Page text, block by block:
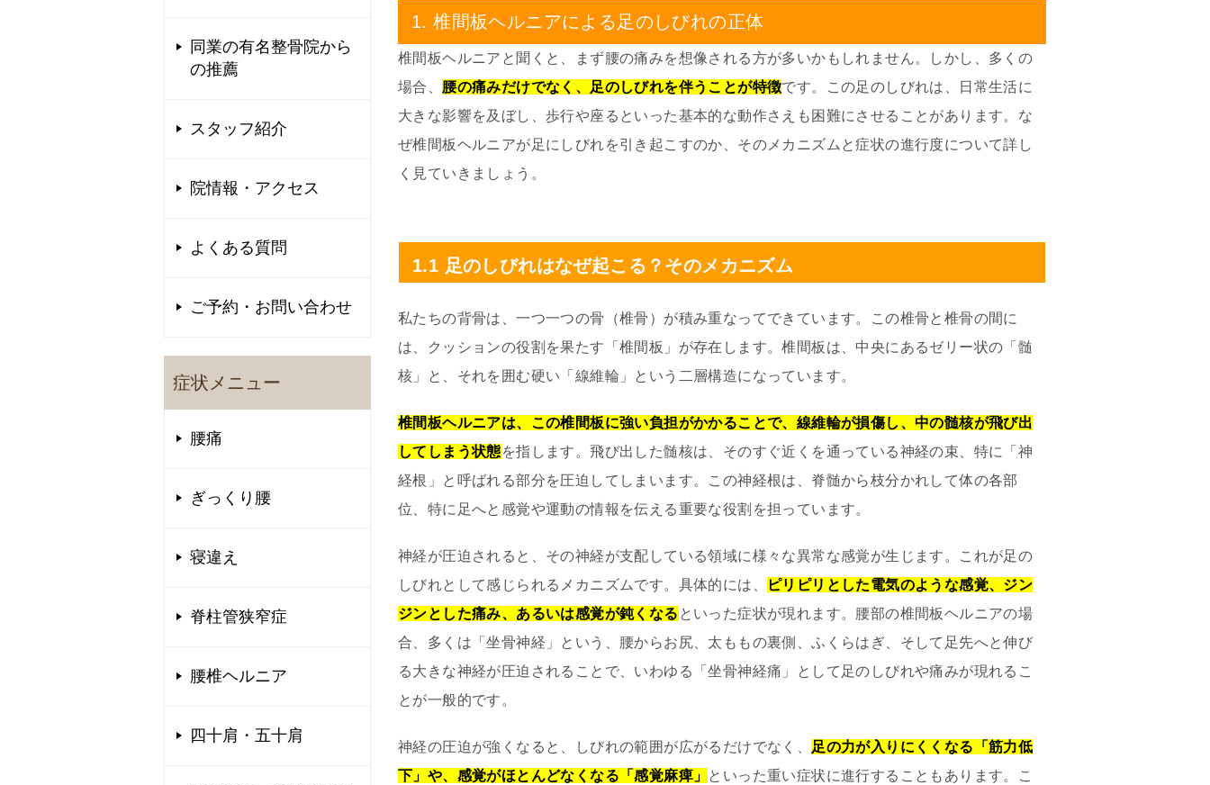
1. 椎間板ヘルニアによる足のしびれの正体
椎間板ヘルニアと聞くと、まず腰の痛みを想像される方が多いかもしれません。しかし、多くの
場合、 腰の痛みだけでなく、足のしびれを伴うことが特徴です。この足のしびれは、日常生活に
大きな影響を及ぼし、歩行や座るといった基本的な動作さえも困難にさせることがあります。な
ぜ椎間板ヘルニアが足にしびれを引き起こすのか、そのメカニズムと症状の進行度について詳し
く見ていきましょう。
1.1 足のしびれはなぜ起こる？そのメカニズム
私たちの背骨は、一つ一つの骨（椎骨）が積み重なってできています。この椎骨と椎骨の間に
は、クッションの役割を果たす「椎間板」が存在します。椎間板は、中央にあるゼリー状の「髄
核」と、それを囲む硬い「線維輪」という二層構造になっています。
椎間板ヘルニアは、この椎間板に強い負担がかかることで、線維輪が損傷し、中の髄核が飛び出
してしまう状態を指します。飛び出した髄核は、そのすぐ近くを通っている神経の束、特に「神
経根」と呼ばれる部分を圧迫してしまいます。この神経根は、脊髄から枝分かれして体の各部
位、特に足へと感覚や運動の情報を伝える重要な役割を担っています。
神経が圧迫されると、その神経が支配している領域に様々な異常な感覚が生じます。これが足の
しびれとして感じられるメカニズムです。具体的には、
ピリピリとした電気のような感覚、ジン
ジンとした痛み、あるいは感覚が鈍くなる といった症状が現れます。腰部の椎間板ヘルニアの場
合、多くは「坐骨神経」という、腰からお尻、太ももの裏側、ふくらはぎ、そして足先へと伸び
る大きな神経が圧迫されることで、いわゆる「坐骨神経痛」として足のしびれや痛みが現れるこ
とが一般的です。
神経の圧迫が強くなると、しびれの範囲が広がるだけでなく、
足の力が入りにくくなる「筋力低
下」や、感覚がほとんどなくなる「感覚麻痺」 といった重い症状に進行することもあります。こ
同業の有名整骨院から
の推薦
スタッフ紹介
院情報・アクセス
よくある質問
ご予約・お問い合わせ
症状メニュー
腰痛
ぎっくり腰
寝違え
脊柱管狭窄症
腰椎ヘルニア
四十肩・五十肩